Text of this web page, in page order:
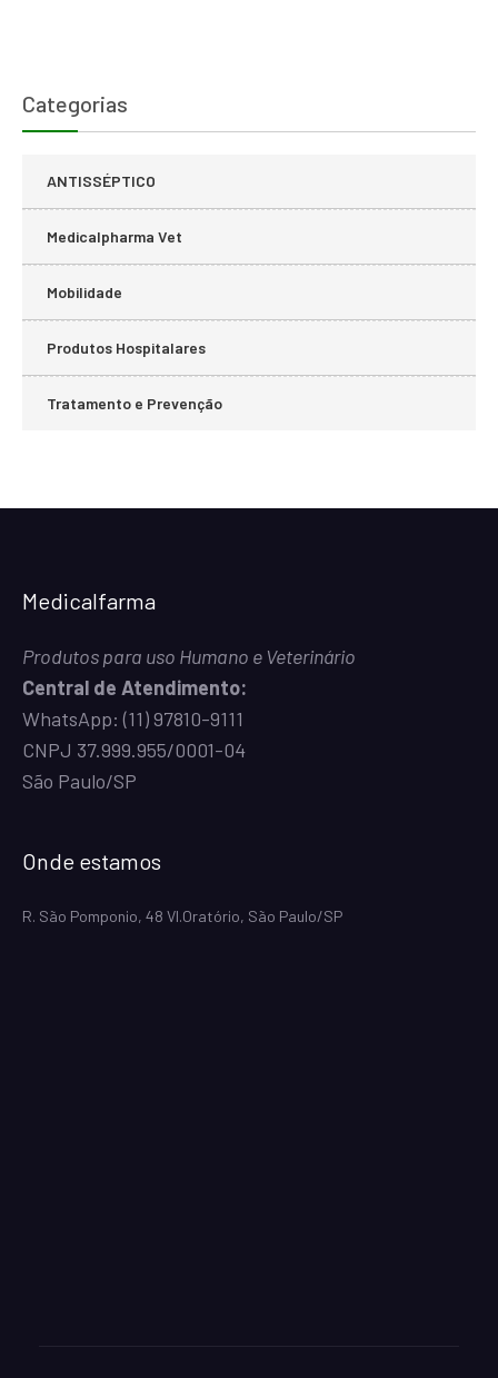
Categorias
ANTISSÉPTICO
Medicalpharma Vet
Mobilidade
Produtos Hospitalares
Tratamento e Prevenção
Medicalfarma
Produtos para uso Humano e Veterinário
Central de Atendimento:
WhatsApp:(11) 97810-9111
CNPJ 37.999.955/0001-04
São Paulo/SP
Onde estamos
R. São Pomponio, 48 Vl.Oratório, São Paulo/SP